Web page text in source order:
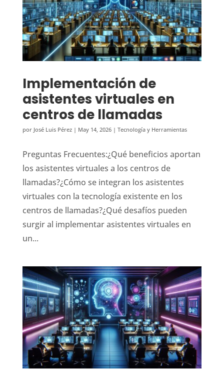
Implementación de
asistentes virtuales en
centros de llamadas
por José Luis Pérez| May 14, 2026| Tecnología y Herramientas
Preguntas Frecuentes:¿Qué beneficios aportan
los asistentes virtuales a los centros de
llamadas?¿Cómo se integran los asistentes
virtuales con la tecnología existente en los
centros de llamadas?¿Qué desafíos pueden
surgir al implementar asistentes virtuales en
un...